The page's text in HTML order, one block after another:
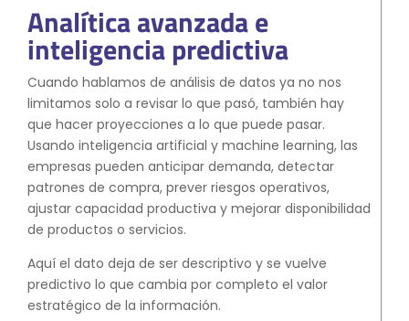
Analítica avanzada e
inteligencia predictiva
Cuando hablamos de análisis de datos ya no nos
limitamos solo a revisar lo que pasó, también hay
que hacer proyecciones a lo que puede pasar.
Usando inteligencia artificial y machine learning, las
empresas pueden anticipar demanda, detectar
patrones de compra, prever riesgos operativos,
ajustar capacidad productiva y mejorar disponibilidad
de productos o servicios.
Aquí el dato deja de ser descriptivo y se vuelve
predictivo lo que cambia por completo el valor
estratégico de la información.